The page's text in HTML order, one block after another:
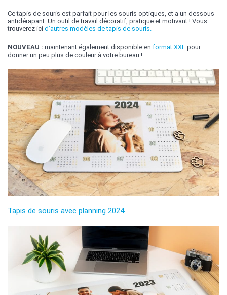
Ce tapis de souris est parfait pour les souris optiques, et a un dessous
antidérapant. Un outil de travail décoratif, pratique et motivant ! Vous
trouverez ici d’autres modèles de tapis de souris.
NOUVEAU : maintenant également disponible en format XXL pour
donner un peu plus de couleur à votre bureau !
Tapis de souris avec planning 2024